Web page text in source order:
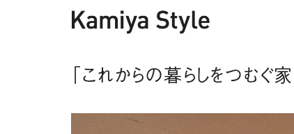
「これからの暮らしをつむぐ家」